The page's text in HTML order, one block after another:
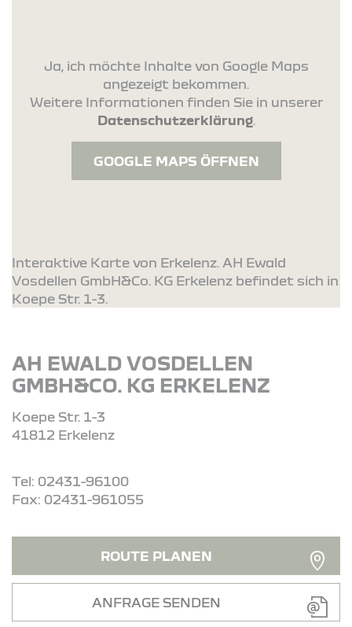
Ja, ich möchte Inhalte von Google Maps
angezeigt bekommen.
Weitere Informationen finden Sie in unserer
Datenschutzerklärung.
GOOGLE MAPS ÖFFNEN
Interaktive Karte von Erkelenz. AH Ewald
Vosdellen GmbH&Co. KG Erkelenz befindet sich in
Koepe Str. 1-3.
AH EWALD VOSDELLEN
GMBH&CO. KG ERKELENZ
Koepe Str. 1-3
41812 Erkelenz
Tel: 02431-96100
Fax: 02431-961055
ROUTE PLANEN
ANFRAGE SENDEN